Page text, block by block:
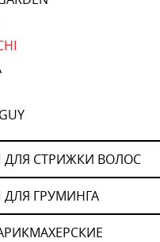
СТРИЖКИ ВОЛОС
ГРУМИНГА